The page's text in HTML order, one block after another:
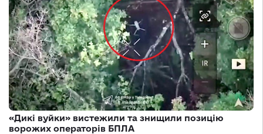
«Дикі вуйки» вистежили та знищили позицію
ворожих операторів БПЛА